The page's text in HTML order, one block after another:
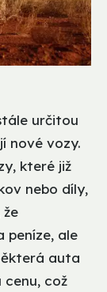
určitou
nové vozy.
které již
nebo díly,
peníze, ale
auta
což